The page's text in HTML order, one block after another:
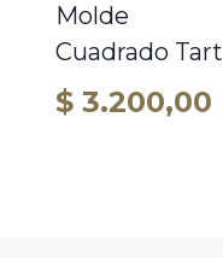
Molde
Cuadrado Tart
$ 3.200,00